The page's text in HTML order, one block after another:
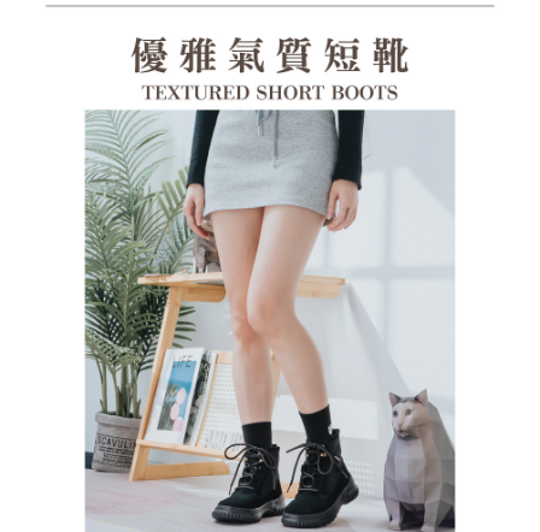
１．透過由恩沛科技股份有限公司提供之「AFTEE先享後付」服務完成之交
易，需依本服務之必要範圍內提供個人資料，並將交易相關給付款項請求債
權轉讓予恩沛科技股份有限公司。
２．關於個人資料處理事宜，請瀏覽以下網址：
https://aftee.tw/terms/#terms3
３．未成年的使用者請事先徵得法定代理人或監護人之同意方可使用
「AFTEE先享後付」，若未經同意申辦者引起之損失，本公司不負相關責
４．使用「AFTEE先享後付」時，將依據個別帳號之用戶狀況，依本公司即
時審查核予不同之上限額度；若仍有額度不足之情形，本公司將視審查結果
請求用戶進行身份認證。
５．嚴禁一人註冊多個帳號或使用他人資訊註冊。若發現惡意使用之情形，
恩沛科技股份有限公司將有權停止該用戶之使用額度並採取法律行動。
郵局(離島專用)
每筆NT$125，滿NT$1,380(含以上)免運費
海外宅配（貨到付運費）